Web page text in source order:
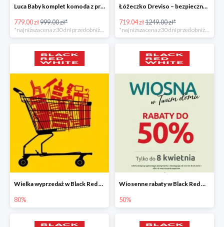
Luca Baby komplet komoda z przewijakiem
779.00 zł999.00 zł*
*najniższa cena z 30 dni przed obniżką
Łóżeczko Dreviso – bezpieczny i spokojny sen maluszka
719.04 zł1249.00 zł*
*najniższa cena z 30 dni przed obniżką
Wielka wyprzedaż w Black Red White - dodatki i oświetlenie do -80%
80%
Wiosenne rabaty w Black Red White do -50%
50%